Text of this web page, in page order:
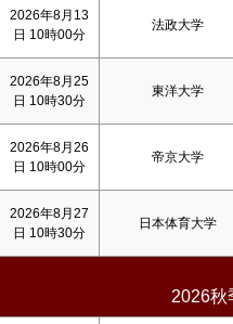
2026年8月13
日 10時00分
法政大学
2026年8月25
日 10時30分
東洋大学
2026年8月26
日 10時00分
帝京大学
2026年8月27
日 10時30分
日本体育大学
2026秋